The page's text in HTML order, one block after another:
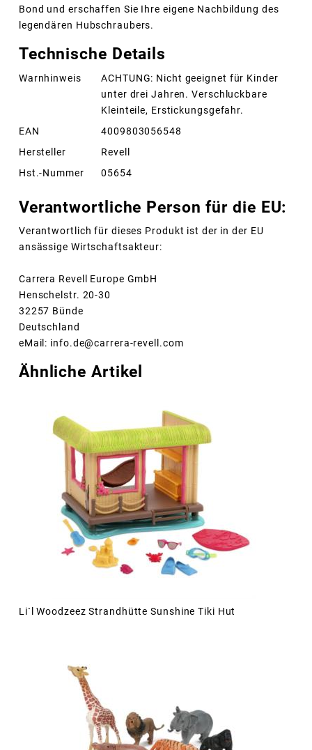
Bond und erschaffen Sie Ihre eigene Nachbildung des
legendären Hubschraubers.
Technische Details
Warnhinweis
ACHTUNG: Nicht geeignet für Kinder
unter drei Jahren. Verschluckbare
Kleinteile, Erstickungsgefahr.
EAN
4009803056548
Hersteller
Revell
Hst.-Nummer
05654
Verantwortliche Person für die EU:
Verantwortlich für dieses Produkt ist der in der EU
ansässige Wirtschaftsakteur:
Carrera Revell Europe GmbH
Henschelstr. 20-30
32257 Bünde
Deutschland
eMail: info.de@carrera-revell.com
Ähnliche Artikel
Li`l Woodzeez Strandhütte Sunshine Tiki Hut